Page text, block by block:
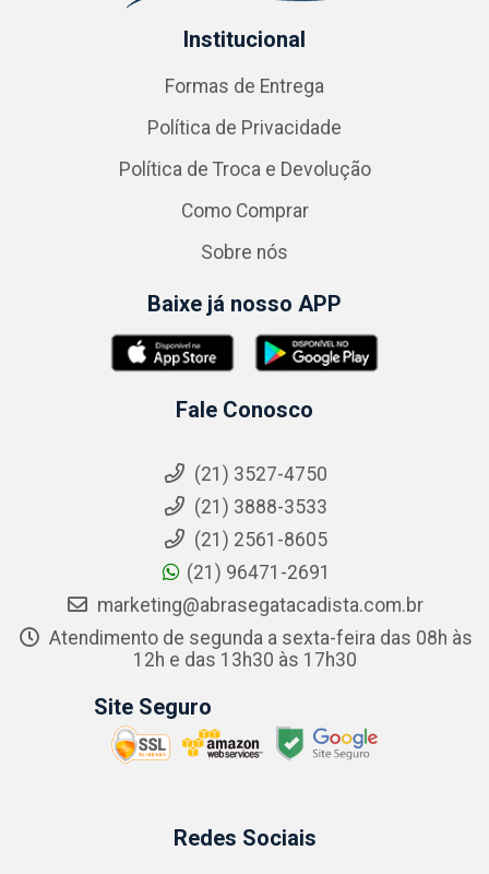
Institucional
Formas de Entrega
Política de Privacidade
Política de Troca e Devolução
Como Comprar
Sobre nós
Baixe já nosso APP
Fale Conosco
(21) 3527-4750
(21) 3888-3533
(21) 2561-8605
(21) 96471-2691
marketing@abrasegatacadista.com.br
Atendimento de segunda a sexta-feira das 08h às
12h e das 13h30 às 17h30
Site Seguro
Redes Sociais